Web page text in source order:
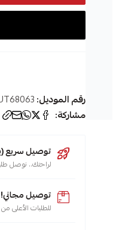
رقم الموديل:
مشاركة:
توصيل سريع (يوم -
لراحتك.. نوصل طلبك لباب
توصيل مجاني!
للطلبات الأعلى من 200 ريال لجميع مناطق المملكة